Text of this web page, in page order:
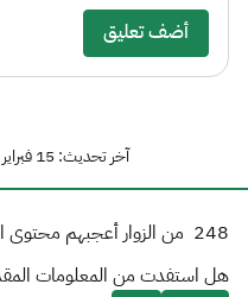
أضف تعليق
آخر تحديث: 15 فبراير 2026 12:46 ص المملكة العربية السعودية
248 من الزوار أعجبهم
هل استفدت من المعلومات